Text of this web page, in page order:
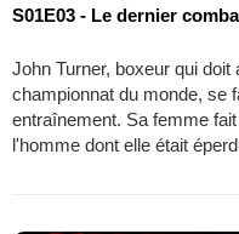
S01E03 - Le dernier
John Turner, boxeur qui doit
championnat du monde, se
entraînement. Sa femme
l'homme dont elle était